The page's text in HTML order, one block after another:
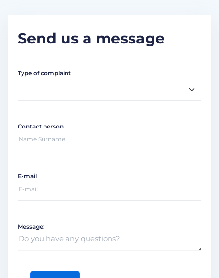
Send us a message
Type of complaint
Contact person
E-mail
Message: